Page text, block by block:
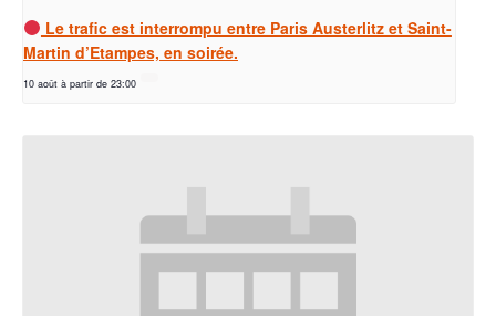
Le trafic est interrompu entre Paris Austerlitz et Saint-
Martin d’Etampes, en soirée.
10 août à partir de 23:00